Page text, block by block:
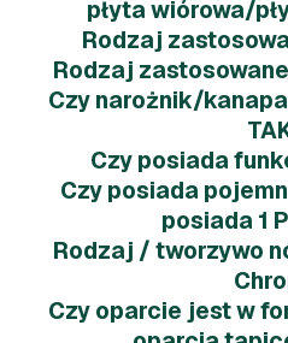
płyta wiórowa/
Rodzaj
Rodzaj
Czy narożnik/
Czy posiada
Czy posiada
posiada 1
Rodzaj / tworzywo
Czy oparcie jest w